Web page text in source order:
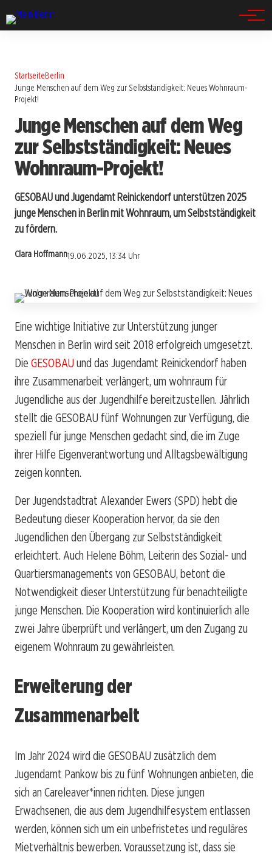
StartseiteBerlin
Junge Menschen auf dem Weg zur Selbstständigkeit: Neues Wohnraum-
Projekt!
Junge Menschen auf dem Weg
zur Selbstständigkeit: Neues
Wohnraum-Projekt!
GESOBAU und Jugendamt Reinickendorf unterstützen 2025
junge Menschen in Berlin mit Wohnraum, um Selbstständigkeit
zu fördern.
Clara Hoffmann19.06.2025, 13:34 Uhr
Eine wichtige Initiative zur Unterstützung junger
Menschen in Berlin wird seit 2018 erfolgreich umgesetzt.
Die GESOBAU und das Jugendamt Reinickendorf haben
ihre Zusammenarbeit verlängert, um wohnraum für
Jugendliche aus der Jugendhilfe bereitzustellen. Jährlich
stellt die GESOBAU fünf Wohnungen zur Verfügung, die
speziell für junge Menschen gedacht sind, die im Zuge
ihrer Hilfe Eigenverantwortung und Alltagsbewältigung
zeigen konnten.
Der Jugendstadtrat Alexander Ewers (SPD) hebt die
Bedeutung dieser Kooperation hervor, da sie den
Jugendlichen den Übergang zur Selbstständigkeit
erleichtert. Auch Helene Böhm, Leiterin des Sozial- und
Quartiersmanagements von GESOBAU, betont die
Notwendigkeit dieser Unterstützung für benachteiligte
junge Menschen. Die Kooperation wird kontinuierlich alle
zwei Jahre überprüft und verlängert, um den Zugang zu
eigenem Wohnraum zu gewährleisten.
Erweiterung der
Zusammenarbeit
Im Jahr 2024 wird die GESOBAU zusätzlich dem
Jugendamt Pankow bis zu fünf Wohnungen anbieten, die
sich an Careleaver*innen richten. Diese jungen
Erwachsenen, die aus dem Jugendhilfesystem entlassen
werden, können sich um ein unbefristetes und reguläres
Mietverhältnis bewerben. Voraussetzung ist, dass sie